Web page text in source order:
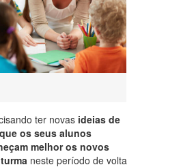
ter novas ideias de
os seus alunos
melhor os novos
neste período de volta